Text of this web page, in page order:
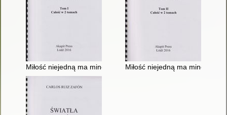
Miłość niejedną ma minę. T. 1 Miłość niejedną ma minę. T. 2